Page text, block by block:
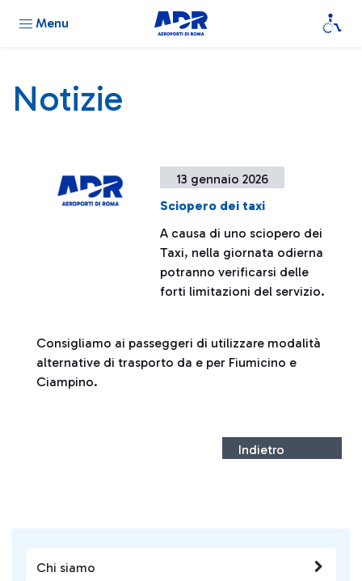
Menu
Chi siamo
Notizie
13 gennaio 2026
Sciopero dei taxi
A causa di uno sciopero dei
Taxi, nella giornata odierna
potranno verificarsi delle
forti limitazioni del servizio.
Consigliamo ai passeggeri di utilizzare modalità
alternative di trasporto da e per Fiumicino e
Ciampino.
Indietro